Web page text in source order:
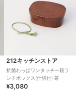
212キッチンストア
抗菌わっぱワンタッチ一段ラ
ンチボックス(仕切付) 茶
¥3,080